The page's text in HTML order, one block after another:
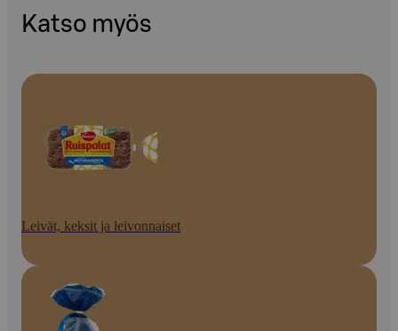
Katso myös
Leivät, keksit ja leivonnaiset